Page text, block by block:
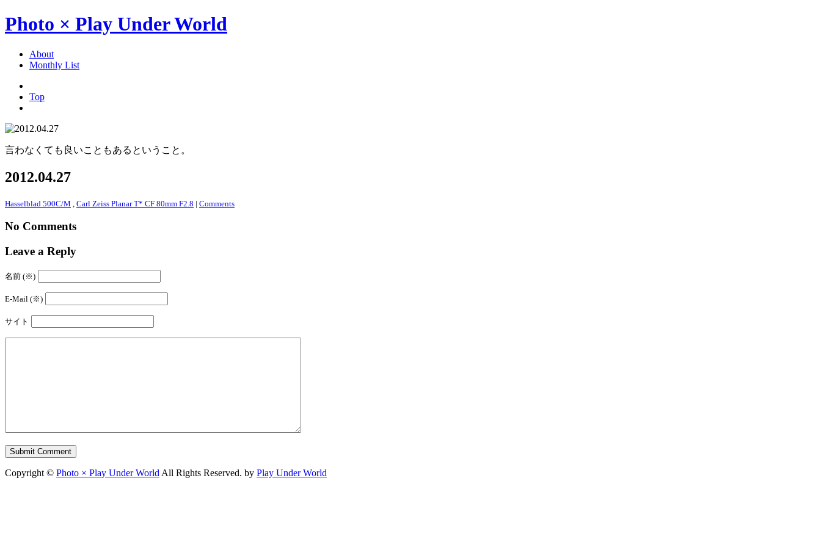
Photo × Play Under World
About
Monthly List
Top
言わなくても良いこともあるということ。
2012.04.27
Hasselblad 500C/M Carl Zeiss Planar T* CF 80mm F2.8 | Comments
No Comments
Leave a Reply
名前 (※)
E-Mail (※)
サイト
Copyright © Photo × Play Under World All Rights Reserved. by Play Under World